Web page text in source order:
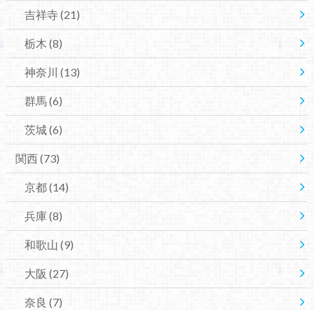
吉祥寺(21)
栃木 (8)
神奈川 (13)
群馬(6)
茨城(6)
関西(73)
京都(14)
兵庫(8)
和歌山 (9)
大阪 (27)
奈良 (7)